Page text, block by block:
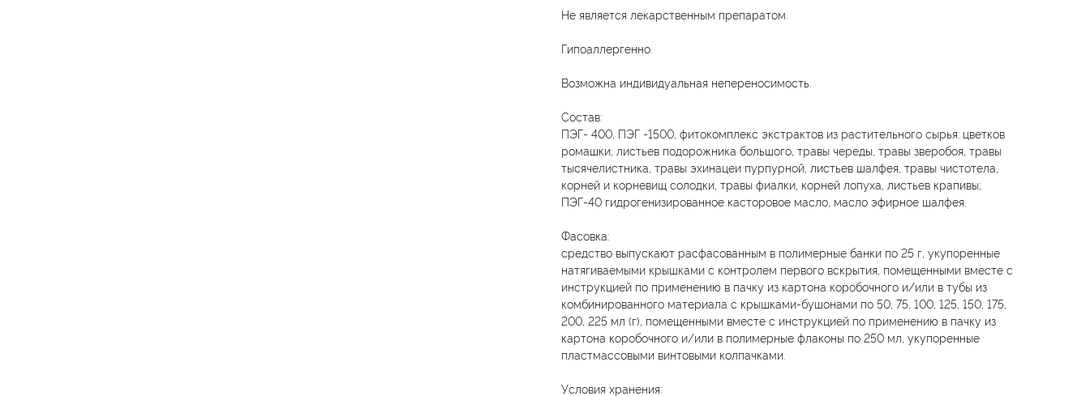
Не является лекарственным препаратом.
Гипоаллергенно.
Возможна индивидуальная непереносимость.
Состав:
ПЭГ- 400, ПЭГ -1500, фитокомплекс экстрактов из растительного сырья: цветков
ромашки, листьев подорожника большого, травы череды, травы зверобоя, травы
тысячелистника, травы эхинацеи пурпурной, листьев шалфея, травы чистотела,
корней и корневищ солодки, травы фиалки, корней лопуха, листьев крапивы;
ПЭГ-40 гидрогенизированное касторовое масло, масло эфирное шалфея.
Фасовка:
средство выпускают расфасованным в полимерные банки по 25 г, укупоренные
натягиваемыми крышками с контролем первого вскрытия, помещенными вместе с
инструкцией по применению в пачку из картона коробочного и/или в тубы из
комбинированного материала с крышками-бушонами по 50, 75, 100, 125, 150, 175,
200, 225 мл (г), помещенными вместе с инструкцией по применению в пачку из
картона коробочного и/или в полимерные флаконы по 250 мл, укупоренные
пластмассовыми винтовыми колпачками.
Условия хранения: